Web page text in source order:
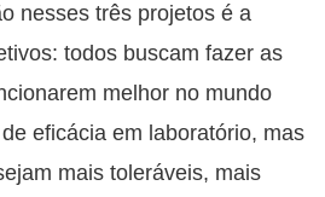
nesses três projetos é a
todos buscam fazer as
melhor no mundo
eficácia em laboratório, mas
mais toleráveis, mais